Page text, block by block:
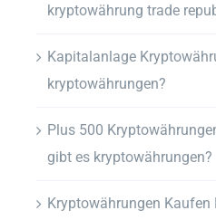
kryptowährung trade
Kapitalanlage
kryptowährungen?
Plus 500
gibt es kryptowährungen?
Kryptowährungen Kaufen